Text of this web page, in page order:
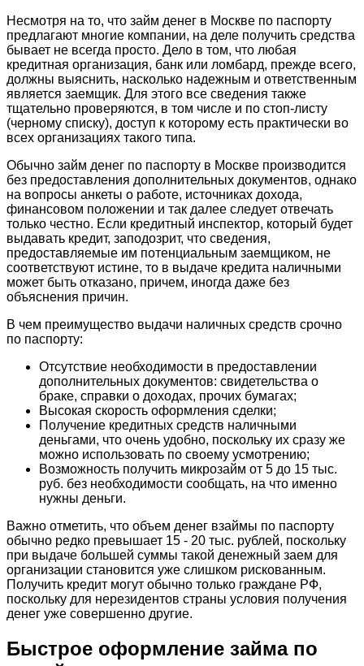
Несмотря на то, что займ денег в Москве по паспорту
предлагают многие компании, на деле получить средства
бывает не всегда просто. Дело в том, что любая
кредитная организация, банк или ломбард, прежде всего,
должны выяснить, насколько надежным и ответственным
является заемщик. Для этого все сведения также
тщательно проверяются, в том числе и по стоп-листу
(черному списку), доступ к которому есть практически во
всех организациях такого типа.
Обычно займ денег по паспорту в Москве производится
без предоставления дополнительных документов, однако
на вопросы анкеты о работе, источниках дохода,
финансовом положении и так далее следует отвечать
только честно. Если кредитный инспектор, который будет
выдавать кредит, заподозрит, что сведения,
предоставляемые им потенциальным заемщиком, не
соответствуют истине, то в выдаче кредита наличными
может быть отказано, причем, иногда даже без
объяснения причин.
В чем преимущество выдачи наличных средств срочно
по паспорту:
Отсутствие необходимости в предоставлении
дополнительных документов: свидетельства о
браке, справки о доходах, прочих бумагах;
Высокая скорость оформления сделки;
Получение кредитных средств наличными
деньгами, что очень удобно, поскольку их сразу же
можно использовать по своему усмотрению;
Возможность получить микрозайм от 5 до 15 тыс.
руб. без необходимости сообщать, на что именно
нужны деньги.
Важно отметить, что объем денег взаймы по паспорту
обычно редко превышает 15 - 20 тыс. рублей, поскольку
при выдаче большей суммы такой денежный заем для
организации становится уже слишком рискованным.
Получить кредит могут обычно только граждане РФ,
поскольку для нерезидентов страны условия получения
денег уже совершенно другие.
Быстрое оформление займа по